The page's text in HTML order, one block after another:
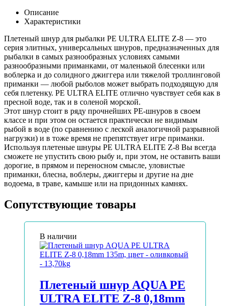
Описание
Характеристики
Плетеный шнур для рыбалки PE ULTRA ELITE Z-8 — это
серия элитных, универсальных шнуров, предназначенных для
рыбалки в самых разнообразных условиях самыми
разнообразными приманками, от маленькой блесенки или
воблерка и до солидного джиггера или тяжелой троллинговой
приманки — любой рыболов может выбрать подходящую для
себя плетенку. PE ULTRA ELITE отлично чувствует себя как в
пресной воде, так и в соленой морской.
Этот шнур стоит в ряду прочнейших PE-шнуров в своем
классе и при этом он остается практически не видимым
рыбой в воде (по сравнению с леской аналогичной разрывной
нагрузки) и в тоже время не препятствует игре приманки.
Используя плетеные шнуры PE ULTRA ELITE Z-8 Вы всегда
сможете не упустить свою рыбу и, при этом, не оставить ваши
дорогие, в прямом и переносном смысле, уловистые
приманки, блесна, воблеры, джиггеры и другие на дне
водоема, в траве, камыше или на придонных камнях.
Сопутствующие товары
В наличии
Плетеный шнур AQUA PE
ULTRA ELITE Z-8 0,18mm